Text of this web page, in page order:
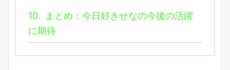
10.
まとめ：今日好きせなの今後の活躍
に期待